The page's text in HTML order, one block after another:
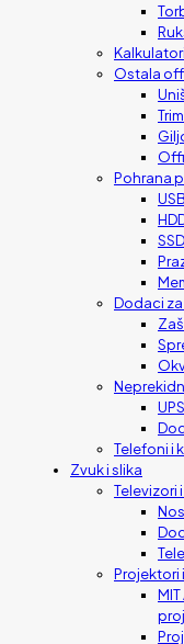
Kalkulatori
Ostala
Pohrana
Dodaci
Telefoni i
Zvuk i slika
Televizori
Projektori